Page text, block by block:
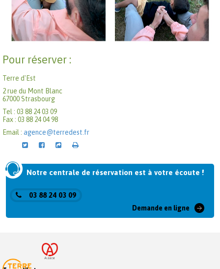
Pour réserver :
Terre d'Est
2 rue du Mont Blanc
67000 Strasbourg
Tel : 03 88 24 03 09
Fax : 03 88 24 04 98
Email : agence@terredest.fr
Notre centrale de réservation est à votre écoute !
03 88 24 03 09
Demande en ligne